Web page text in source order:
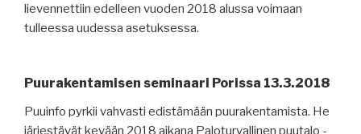
lievennettiin edelleen vuoden 2018 alussa voimaan
tulleessa uudessa asetuksessa.
Puurakentamisen seminaari Porissa 13.3.2018
Puuinfo pyrkii vahvasti edistämään puurakentamista. He
järjestävät kevään 2018 aikana Paloturvallinen puutalo -